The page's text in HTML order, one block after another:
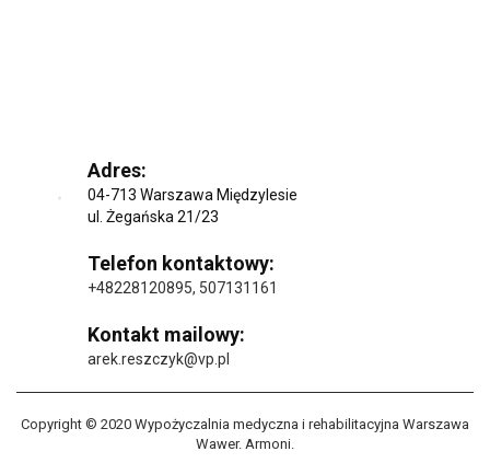
Adres:
04-713 Warszawa Międzylesie
ul. Żegańska 21/23
Telefon kontaktowy:
+48228120895, 507131161
Kontakt mailowy:
arek.reszczyk@vp.pl
Copyright © 2020 Wypożyczalnia medyczna i rehabilitacyjna Warszawa
Wawer. Armoni.